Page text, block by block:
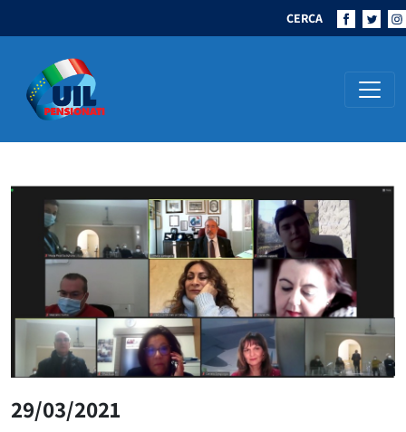
CERCA
Navigazione principale
29/03/2021